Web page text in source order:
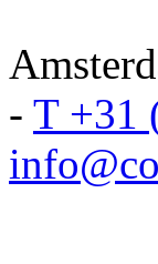
- T +31